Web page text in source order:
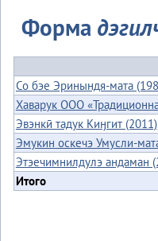
Форма
Со бэе Эринындя-мата
Хаварук ООО
Эвэнкӣ тадук Киӈгит (2011)
Эмукин оскечэ Умусли-
Этэечимнилдулэ андаман
Итого